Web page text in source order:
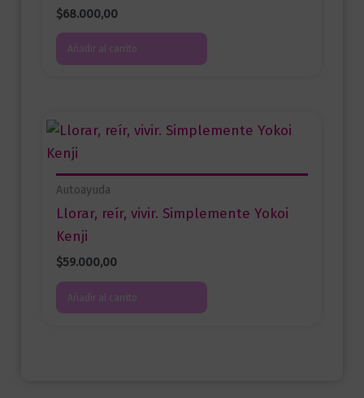
$68.000,00
Añadir al carrito
Autoayuda
Llorar, reír, vivir. Simplemente Yokoi
Kenji
$59.000,00
Añadir al carrito